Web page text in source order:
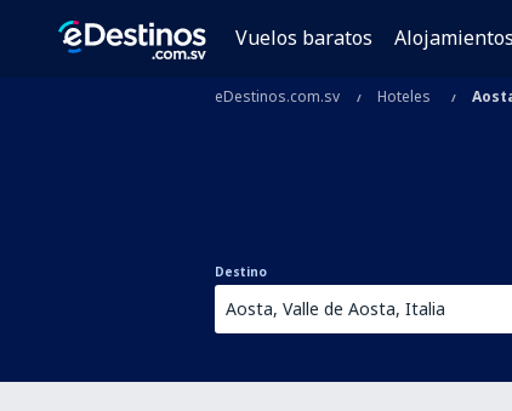
Vuelos baratos Alojamientos
eDestinos.com.sv Hoteles
Destino